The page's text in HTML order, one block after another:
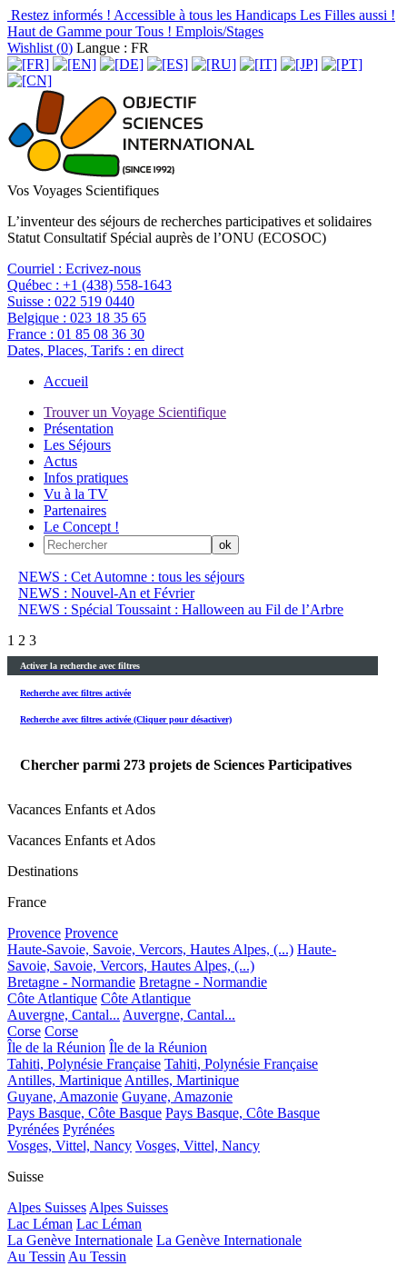
Restez informés ! Accessible à tous les Handicaps Les Filles aussi !
Haut de Gamme pour Tous ! Emplois/Stages
Wishlist (0) Langue : FR
Vos Voyages Scientifiques
L’inventeur des séjours de recherches participatives et solidaires
Statut Consultatif Spécial auprès de l’ONU (ECOSOC)
Courriel : Ecrivez-nous
Québec : +1 (438) 558-1643
Suisse : 022 519 0440
Belgique : 023 18 35 65
France : 01 85 08 36 30
Dates, Places, Tarifs : en direct
Accueil
Trouver un Voyage Scientifique
Présentation
Les Séjours
Actus
Infos pratiques
Vu à la TV
Partenaires
Le Concept !
NEWS : Cet Automne : tous les séjours
NEWS : Nouvel-An et Février
NEWS : Spécial Toussaint : Halloween au Fil de l’Arbre
1 2 3
Activer la recherche avec filtres
Recherche avec filtres activée
Recherche avec filtres activée (Cliquer pour désactiver)
Chercher parmi 273 projets de Sciences Participatives
Vacances Enfants et Ados
Vacances Enfants et Ados
Destinations
France
Provence Provence
Haute-Savoie, Savoie, Vercors, Hautes Alpes, (...) Haute-
Savoie, Savoie, Vercors, Hautes Alpes, (...)
Bretagne - Normandie Bretagne - Normandie
Côte Atlantique Côte Atlantique
Auvergne, Cantal... Auvergne, Cantal...
Corse Corse
Île de la Réunion Île de la Réunion
Tahiti, Polynésie Française Tahiti, Polynésie Française
Antilles, MartiniqueAntilles, Martinique
Guyane, Amazonie Guyane, Amazonie
Pays Basque, Côte Basque Pays Basque, Côte Basque
Pyrénées Pyrénées
Vosges, Vittel, Nancy Vosges, Vittel, Nancy
Suisse
Alpes SuissesAlpes Suisses
Lac Léman Lac Léman
La Genève Internationale La Genève Internationale
Au TessinAu Tessin